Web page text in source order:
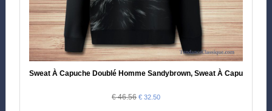
Sweat À Capuche Doublé Homme Sandybrown, Sweat À Capuche
€ 46.56 € 32.50